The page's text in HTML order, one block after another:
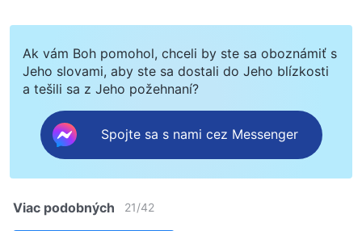
Ak vám Boh pomohol, chceli by ste sa oboznámiť s
Jeho slovami, aby ste sa dostali do Jeho blízkosti
a tešili sa z Jeho požehnaní?
Spojte sa s nami cez Messenger
Viac podobných 21/42